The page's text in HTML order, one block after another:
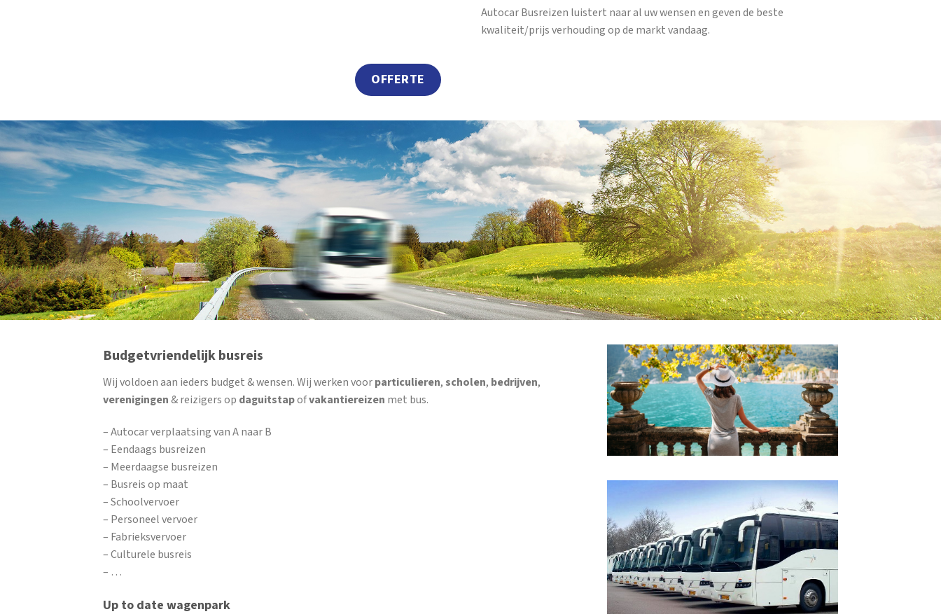
Autocar Busreizen luistert naar al uw wensen en geven de beste
kwaliteit/prijs verhouding op de markt vandaag.
OFFERTE
Budgetvriendelijk busreis
Wij voldoen aan ieders budget & wensen. Wij werken voorparticulieren,scholen, bedrijven,
verenigingen& reizigers op daguitstapofvakantiereizen met bus.
– Autocar verplaatsing van A naar B
– Eendaags busreizen
– Meerdaagse busreizen
– Busreis op maat
– Schoolvervoer
– Personeel vervoer
– Fabrieksvervoer
– Culturele busreis
– …
Up to date wagenpark